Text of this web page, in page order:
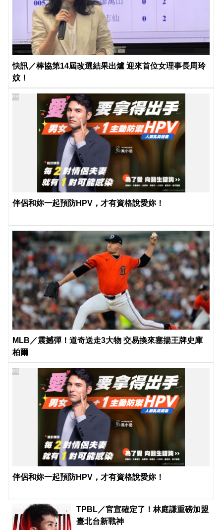
快訊／棒協第14屆改選結果出爐 迎來首位女理事長周玲
妏！
伴侶和妳一起預防HPV，才有資格說愛妳！
PR
MLB／震撼彈！道奇送走3大物 交易換來塞揚王牌史庫
柏爾
伴侶和妳一起預防HPV，才有資格說愛妳！
PR
TPBL／官宣確定了！林庭謙重磅加盟
臺北台新戰神